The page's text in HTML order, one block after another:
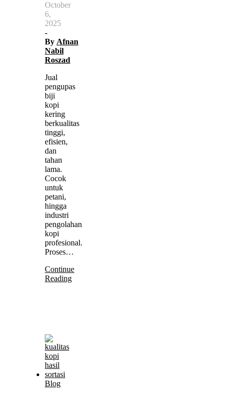
October
6,
2025
-
By Afnan
Nabil
Roszad
Jual
pengupas
biji
kopi
kering
berkualitas
tinggi,
efisien,
dan
tahan
lama.
Cocok
untuk
petani,
hingga
industri
pengolahan
kopi
profesional.
Proses…
Continue
Reading
Blog